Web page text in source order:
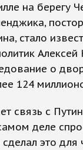
на берегу
стало
Алексей
о
124
связь с
деле
это для